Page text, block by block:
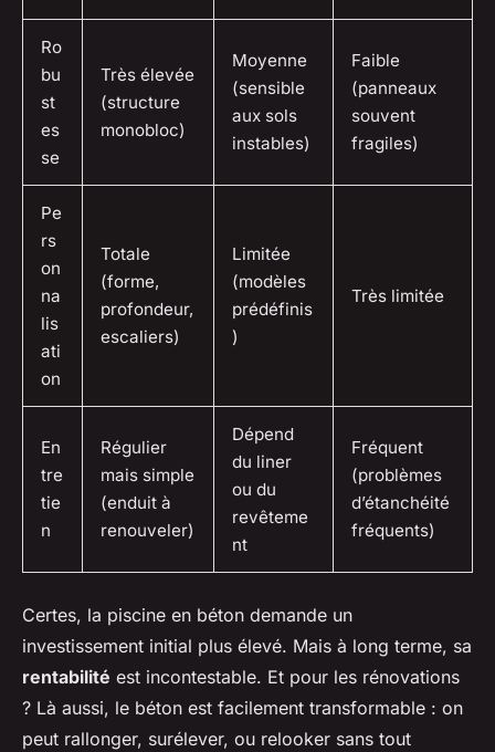
Ro
bu
st
es
se
Très élevée
(structure
monobloc)
Moyenne
(sensible
aux sols
instables)
Faible
(panneaux
souvent
fragiles)
Pe
rs
on
na
lis
ati
on
Totale
(forme,
profondeur,
escaliers)
Limitée
(modèles
prédéfinis
)
Très limitée
En
tre
tie
n
Régulier
mais simple
(enduit à
renouveler)
Dépend
du liner
ou du
revêteme
nt
Fréquent
(problèmes
d’étanchéité
fréquents)
Certes, la piscine en béton demande un
investissement initial plus élevé. Mais à long terme, sa
rentabilité est incontestable. Et pour les rénovations
? Là aussi, le béton est facilement transformable : on
peut rallonger, surélever, ou relooker sans tout